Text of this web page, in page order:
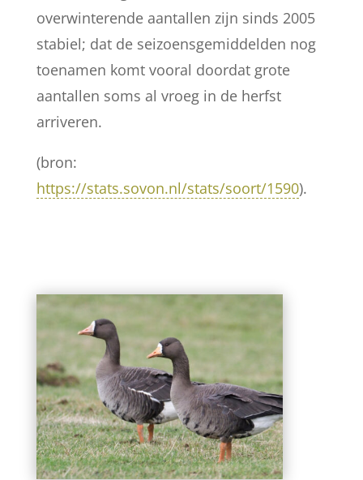
overwinterende aantallen zijn sinds 2005
stabiel; dat de seizoensgemiddelden nog
toenamen komt vooral doordat grote
aantallen soms al vroeg in de herfst
arriveren.
(bron:
https://stats.sovon.nl/stats/soort/1590).